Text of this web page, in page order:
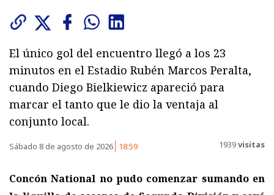
El único gol del encuentro llegó a los 23
minutos en el Estadio Rubén Marcos Peralta,
cuando Diego Bielkiewicz apareció para
marcar el tanto que le dio la ventaja al
conjunto local.
Sábado 8 de agosto de 2026 18:59 1939visitas
Concón National no pudo comenzar sumando en